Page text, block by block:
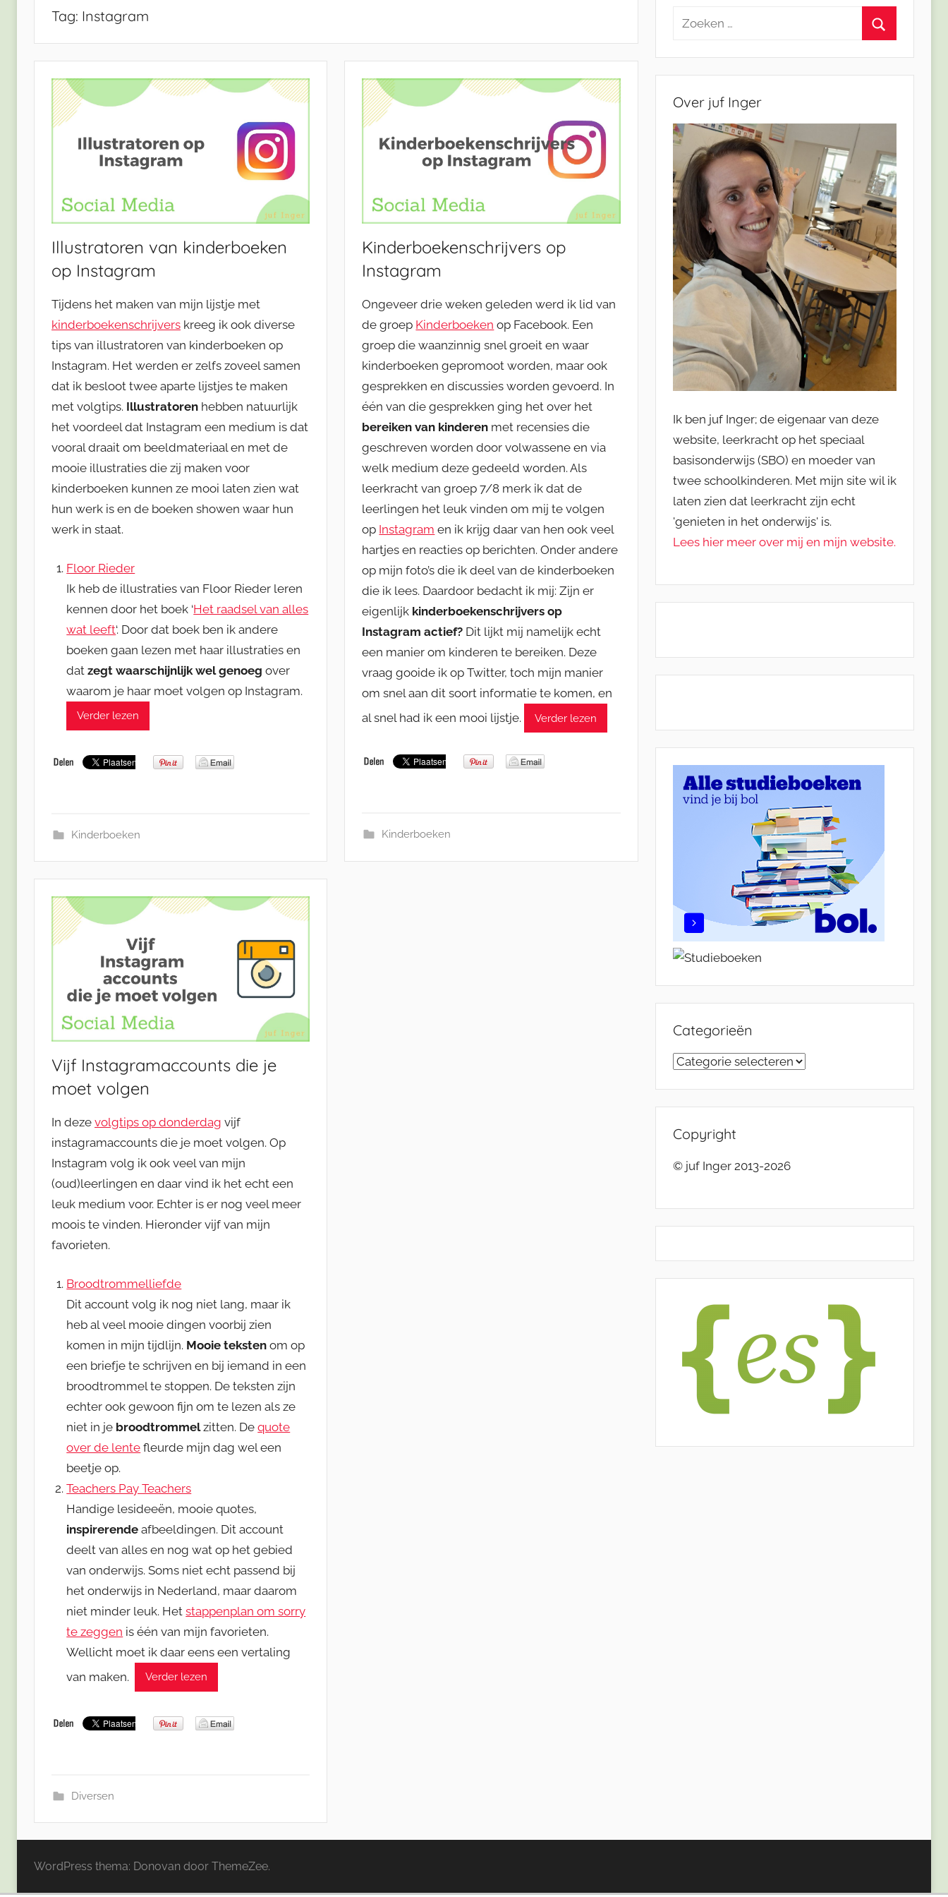
Tag: Instagram
Illustratoren van kinderboeken
op Instagram
Tijdens het maken van mijn lijstje met
kinderboekenschrijvers kreeg ik ook diverse
tips van illustratoren van kinderboeken op
Instagram. Het werden er zelfs zoveel samen
dat ik besloot twee aparte lijstjes te maken
met volgtips. Illustratoren hebben natuurlijk
het voordeel dat Instagram een medium is dat
vooral draait om beeldmateriaal en met de
mooie illustraties die zij maken voor
kinderboeken kunnen ze mooi laten zien wat
hun werk is en de boeken showen waar hun
werk in staat.
Floor Rieder
Ik heb de illustraties van Floor Rieder leren
kennen door het boek ‘Het raadsel van alles
wat leeft‘. Door dat boek ben ik andere
boeken gaan lezen met haar illustraties en
datzegt waarschijnlijk wel genoeg over
waarom je haar moet volgen op Instagram.
Verder lezen
Kinderboeken
Kinderboekenschrijvers op
Instagram
Ongeveer drie weken geleden werd ik lid van
de groep Kinderboeken op Facebook. Een
groep die waanzinnig snel groeit en waar
kinderboeken gepromoot worden, maar ook
gesprekken en discussies worden gevoerd. In
één van die gesprekken ging het over het
bereiken van kinderen met recensies die
geschreven worden door volwassene en via
welk medium deze gedeeld worden. Als
leerkracht van groep 7/8 merk ik dat de
leerlingen het leuk vinden om mij te volgen
op Instagram en ik krijg daar van hen ook veel
hartjes en reacties op berichten. Onder andere
op mijn foto’s die ik deel van de kinderboeken
die ik lees. Daardoor bedacht ik mij: Zijn er
eigenlijk kinderboekenschrijvers op
Instagram actief? Dit lijkt mij namelijk echt
een manier om kinderen te bereiken. Deze
vraag gooide ik op Twitter, toch mijn manier
om snel aan dit soort informatie te komen, en
al snel had ik een mooi lijstje.
Verder lezen
Kinderboeken
Vijf Instagramaccounts die je
moet volgen
In deze volgtips op donderdag vijf
instagramaccounts die je moet volgen. Op
Instagram volg ik ook veel van mijn
(oud)leerlingen en daar vind ik het echt een
leuk medium voor. Echter is er nog veel meer
moois te vinden. Hieronder vijf van mijn
favorieten.
Broodtrommelliefde
Dit account volg ik nog niet lang, maar ik
heb al veel mooie dingen voorbij zien
komen in mijn tijdlijn. Mooie teksten om op
een briefje te schrijven en bij iemand in een
broodtrommel te stoppen. De teksten zijn
echter ook gewoon fijn om te lezen als ze
niet in je broodtrommelzitten. Dequote
over de lente fleurde mijn dag wel een
beetje op.
Teachers Pay Teachers
Handige lesideeën, mooie quotes,
inspirerende afbeeldingen. Dit account
deelt van alles en nog wat op het gebied
van onderwijs. Soms niet echt passend bij
het onderwijs in Nederland, maar daarom
niet minder leuk. Hetstappenplan om sorry
te zeggen is één van mijn favorieten.
Wellicht moet ik daar eens een vertaling
van maken.
Verder lezen
Diversen
Zoeken
Over juf Inger
Ik ben juf Inger; de eigenaar van deze
website, leerkracht op het speciaal
basisonderwijs (SBO) en moeder van
twee schoolkinderen. Met mijn site wil ik
laten zien dat leerkracht zijn echt
'genieten in het onderwijs' is.
Lees hier meer over mij en mijn website.
Categorieën
Categorieën
Copyright
© juf Inger 2013-2026
WordPress thema: Donovan door ThemeZee.